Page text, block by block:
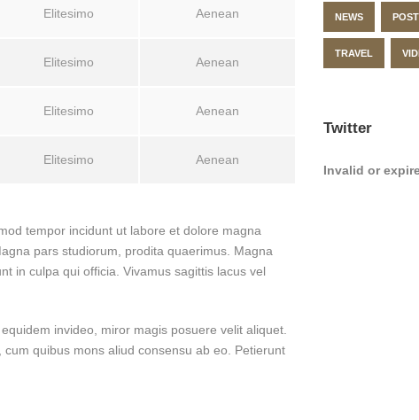
Elitesimo Aenean
Elitesimo Aenean
Elitesimo Aenean
Elitesimo Aenean
tempor incidunt ut labore et dolore magna
pars studiorum, prodita quaerimus. Magna
in culpa qui officia. Vivamus sagittis lacus vel
invideo, miror magis posuere velit aliquet.
quibus mons aliud consensu ab eo. Petierunt
NEWS
TRAVEL
Twitter
Invalid or